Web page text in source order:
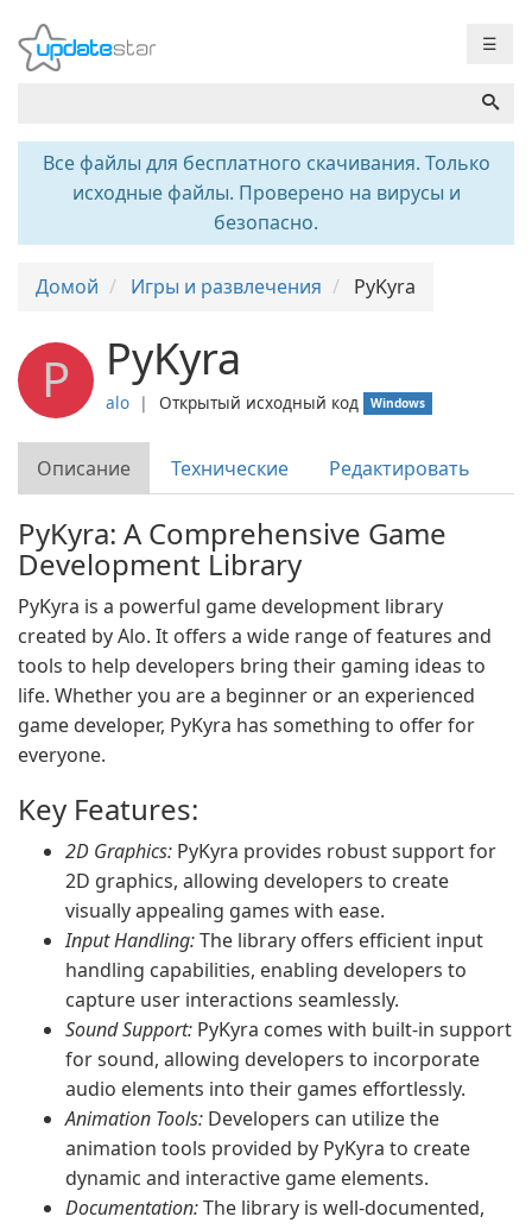
☰
Все файлы для бесплатного скачивания. Только
исходные файлы. Проверено на вирусы и
безопасно.
Домой Игры и развлечения PyKyra
P PyKyra
alo ❘ Открытый исходный код Windows
Описание Технические Редактировать
PyKyra: A Comprehensive Game
Development Library
PyKyra is a powerful game development library
created by Alo. It offers a wide range of features and
tools to help developers bring their gaming ideas to
life. Whether you are a beginner or an experienced
game developer, PyKyra has something to offer for
everyone.
Key Features:
2D Graphics: PyKyra provides robust support for
2D graphics, allowing developers to create
visually appealing games with ease.
Input Handling:The library offers efficient input
handling capabilities, enabling developers to
capture user interactions seamlessly.
Sound Support: PyKyra comes with built-in support
for sound, allowing developers to incorporate
audio elements into their games effortlessly.
Animation Tools: Developers can utilize the
animation tools provided by PyKyra to create
dynamic and interactive game elements.
Documentation:The library is well-documented,